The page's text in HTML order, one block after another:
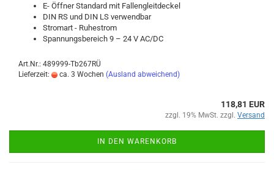
E- Öff­ner Stan­dard mit Fal­len­gleit­de­ckel
DIN RS und DIN LS ver­wend­bar
Strom­art - Ru­he­strom
Span­nungs­be­reich 9 – 24 V AC/DC
Art.Nr.: 489999-Tb267RÜ
Lieferzeit:
ca. 3 Wochen (Ausland abweichend)
118,81 EUR
zzgl. 19% MwSt. zzgl. Versand
IN DEN WARENKORB